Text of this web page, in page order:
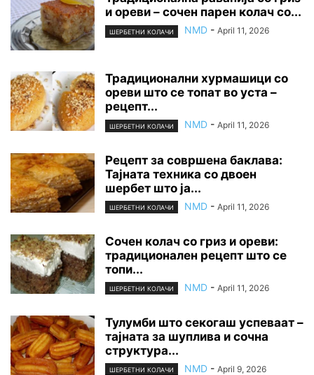
и ореви – сочен парен колач со...
ШЕРБЕТНИ КОЛАЧИ NMD - April 11, 2026
Традиционални хурмашици со
ореви што се топат во уста –
рецепт...
ШЕРБЕТНИ КОЛАЧИ NMD - April 11, 2026
Рецепт за совршена баклава:
Тајната техника со двоен
шербет што ја...
ШЕРБЕТНИ КОЛАЧИ NMD - April 11, 2026
Сочен колач со гриз и ореви:
традиционален рецепт што се
топи...
ШЕРБЕТНИ КОЛАЧИ NMD - April 11, 2026
Тулумби што секогаш успеваат –
тајната за шуплива и сочна
структура...
ШЕРБЕТНИ КОЛАЧИ NMD - April 9, 2026